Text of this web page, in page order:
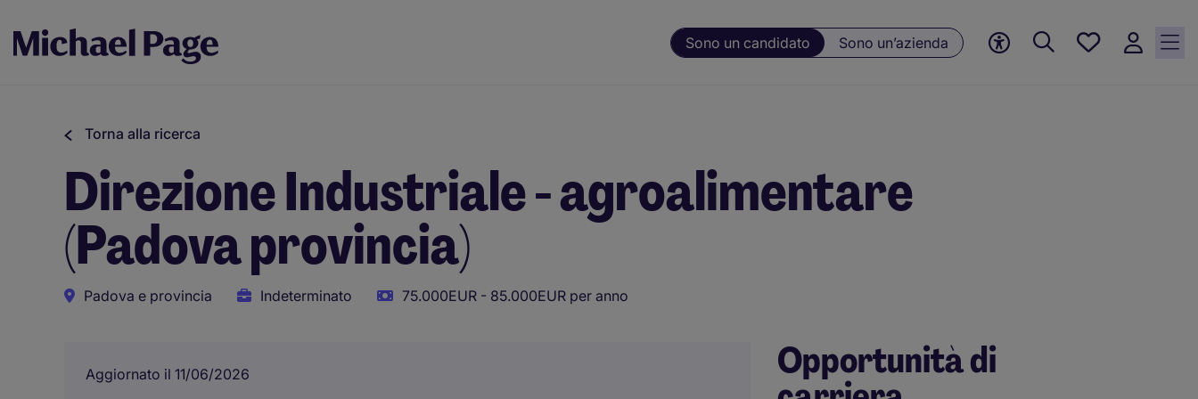
Sono un candidato Sono un’azienda
Preferiti, 0
Torna alla ricerca
Direzione Industriale - agroalimentare
(Padova provincia)
Padova e provincia Indeterminato 75.000EUR - 85.000EUR per anno
Aggiornato il 11/06/2026 Opportunità di